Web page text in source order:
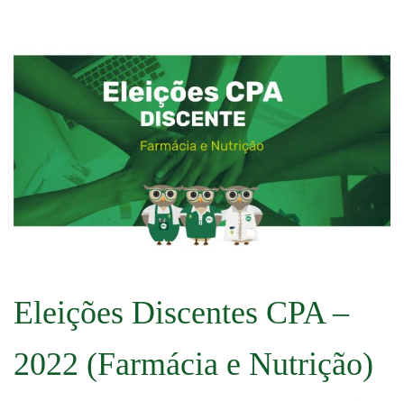
Eleições Discentes CPA –
2022 (Farmácia e Nutrição)